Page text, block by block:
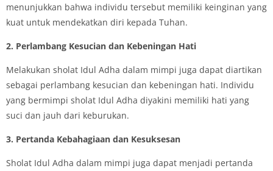
menunjukkan bahwa individu tersebut memiliki keinginan yang
kuat untuk mendekatkan diri kepada Tuhan.
2. Perlambang Kesucian dan Kebeningan Hati
Melakukan sholat Idul Adha dalam mimpi juga dapat diartikan
sebagai perlambang kesucian dan kebeningan hati. Individu
yang bermimpi sholat Idul Adha diyakini memiliki hati yang
suci dan jauh dari keburukan.
3. Pertanda Kebahagiaan dan Kesuksesan
Sholat Idul Adha dalam mimpi juga dapat menjadi pertanda